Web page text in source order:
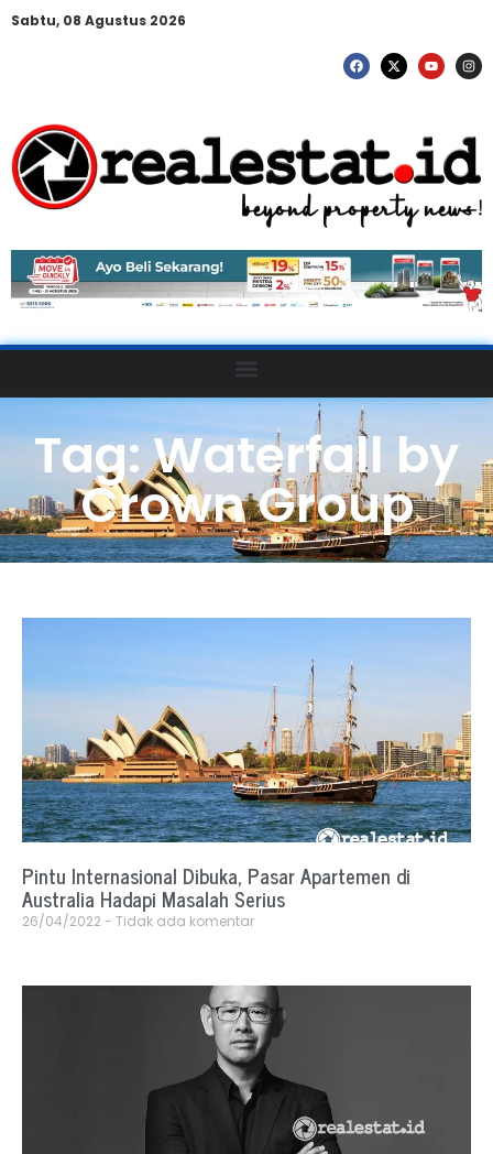
Sabtu, 08 Agustus 2026
Tag: Waterfall by
Crown Group
Pintu Internasional Dibuka, Pasar Apartemen di
Australia Hadapi Masalah Serius
26/04/2022 Tidak ada komentar